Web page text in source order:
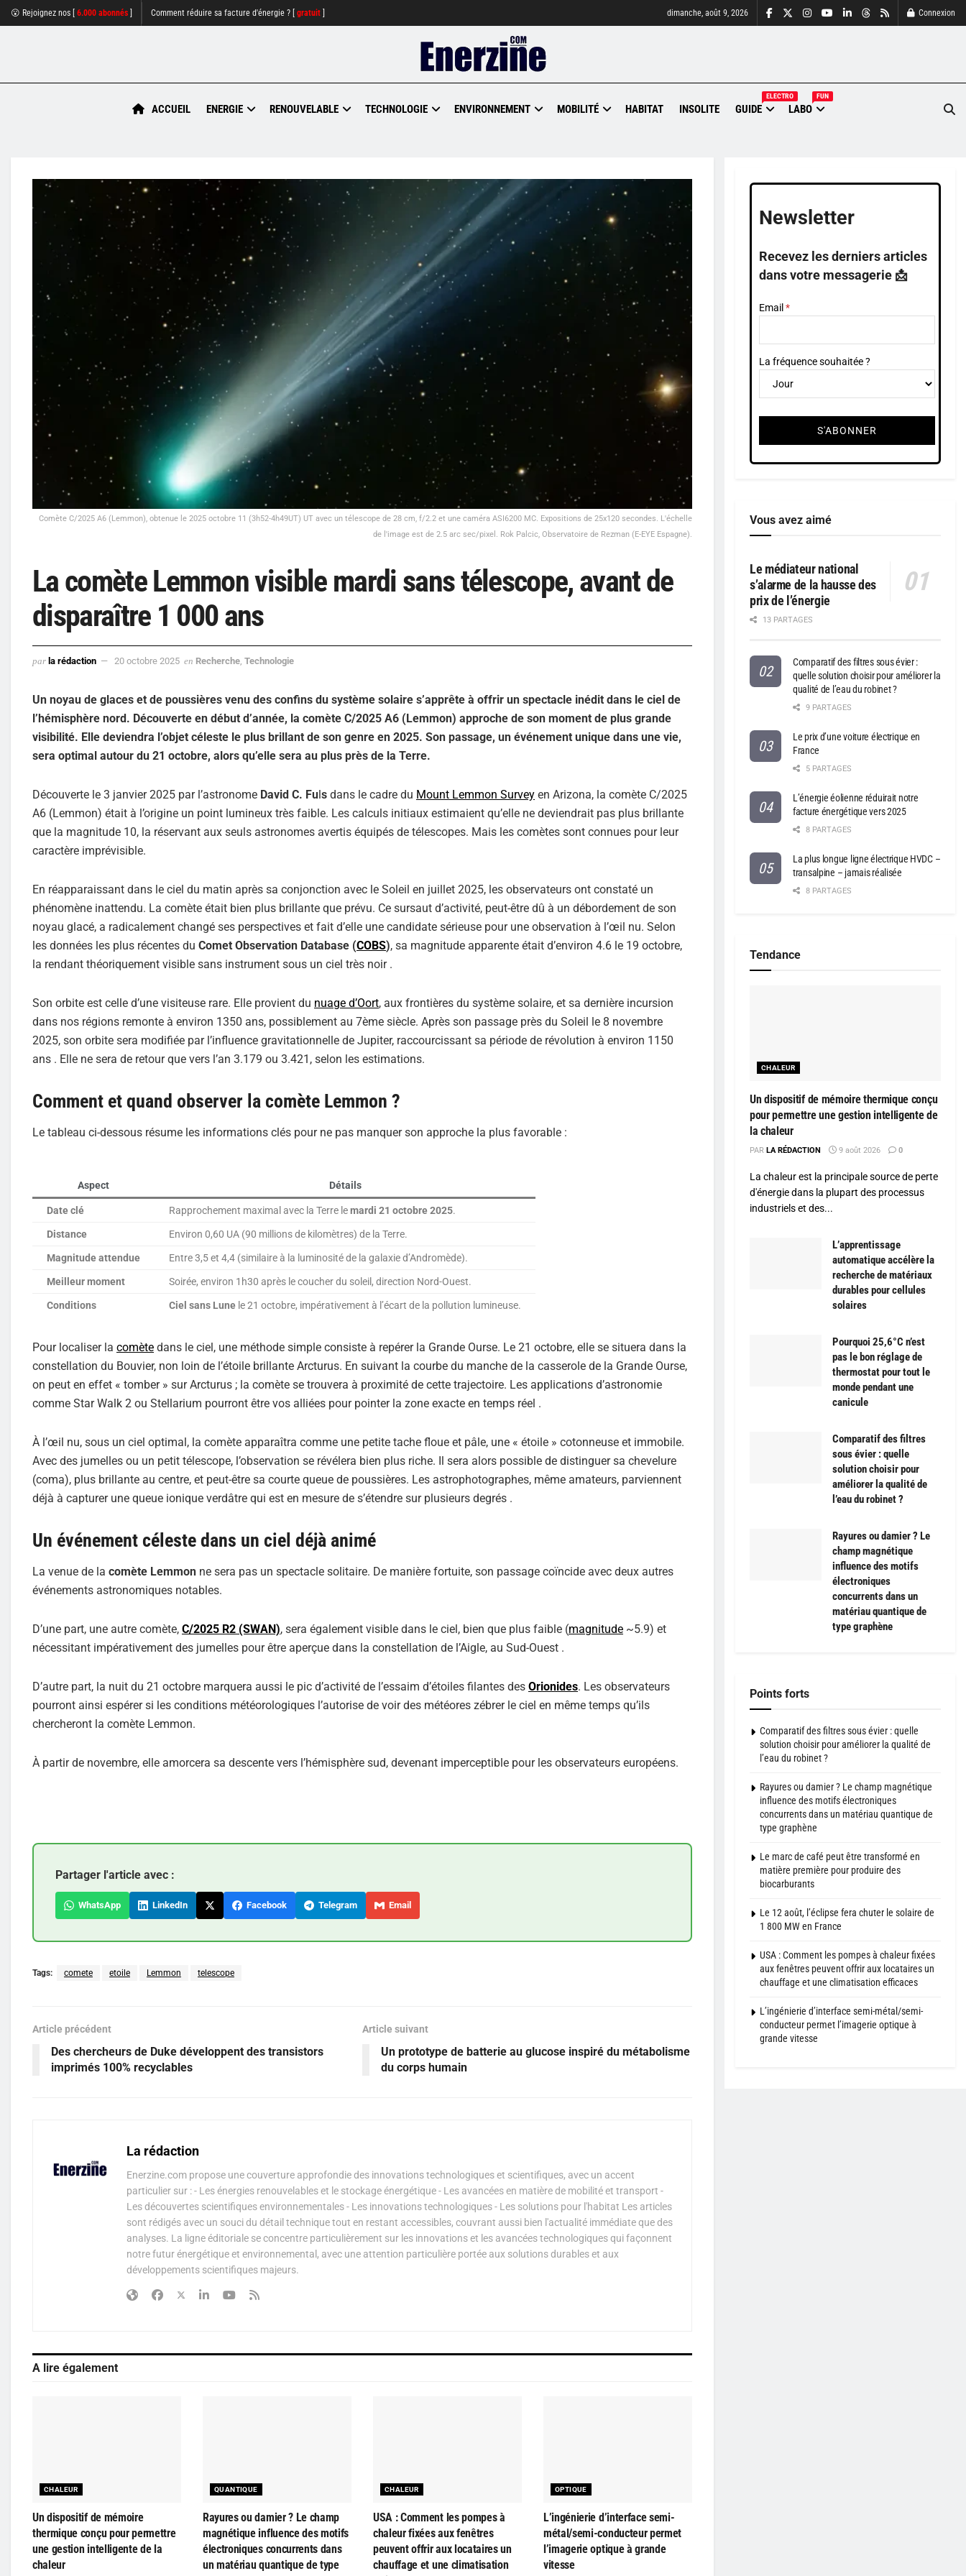
😮 Rejoignez nos [ 6.000 abonnés Comment réduire sa facture d'énergie ? [ gratuit dimanche, août 9, 2026 Connexion
ACCUEIL ENERGIE RENOUVELABLE TECHNOLOGIE ENVIRONNEMENT MOBILITÉ HABITAT INSOLITE GUIDE
ELECTRO
LABO
FUN
Comète C/2025 A6 (Lemmon), obtenue le 2025 octobre 11 (3h52-4h49UT) UT avec un télescope de 28 cm, f/2.2 et une caméra ASI6200 MC. Expositions de 25x120 secondes. L'échelle
de l'image est de 2.5 arc sec/pixel. Rok Palcic, Observatoire de Rezman (E-EYE Espagne).
La comète Lemmon visible mardi sans télescope, avant de
disparaître 1 000 ans
par la rédaction 20 octobre 2025 en Recherche Technologie
Un noyau de glaces et de poussières venu des confins du système solaire s’apprête à offrir un spectacle inédit dans le ciel de
l’hémisphère nord. Découverte en début d’année, la comète C/2025 A6 (Lemmon) approche de son moment de plus grande
visibilité. Elle deviendra l’objet céleste le plus brillant de son genre en 2025. Son passage, un événement unique dans une vie,
sera optimal autour du 21 octobre, alors qu’elle sera au plus près de la Terre.
Découverte le 3 janvier 2025 par l’astronome David C. Fuls dans le cadre du Mount Lemmon Survey en Arizona, la comète C/2025
A6 (Lemmon) était à l’origine un point lumineux très faible. Les calculs initiaux estimaient qu’elle ne deviendrait pas plus brillante
que la magnitude 10, la réservant aux seuls astronomes avertis équipés de télescopes. Mais les comètes sont connues pour leur
caractère imprévisible.
En réapparaissant dans le ciel du matin après sa conjonction avec le Soleil en juillet 2025, les observateurs ont constaté un
phénomène inattendu. La comète était bien plus brillante que prévu. Ce sursaut d’activité, peut-être dû à un débordement de son
noyau glacé, a radicalement changé ses perspectives et fait d’elle une candidate sérieuse pour une observation à l’œil nu. Selon
les données les plus récentes du Comet Observation Database (COBS), sa magnitude apparente était d’environ 4.6 le 19 octobre,
la rendant théoriquement visible sans instrument sous un ciel très noir .
Son orbite est celle d’une visiteuse rare. Elle provient du nuage d’Oort, aux frontières du système solaire, et sa dernière incursion
dans nos régions remonte à environ 1350 ans, possiblement au 7ème siècle. Après son passage près du Soleil le 8 novembre
2025, son orbite sera modifiée par l’influence gravitationnelle de Jupiter, raccourcissant sa période de révolution à environ 1150
ans . Elle ne sera de retour que vers l’an 3.179 ou 3.421, selon les estimations.
Comment et quand observer la comète Lemmon ?
Le tableau ci-dessous résume les informations clés pour ne pas manquer son approche la plus favorable :
Aspect Détails
Date clé Rapprochement maximal avec la Terre lemardi 21 octobre 2025.
Distance Environ 0,60 UA (90 millions de kilomètres) de la Terre.
Magnitude attendue Entre 3,5 et 4,4 (similaire à la luminosité de la galaxie d’Andromède).
Meilleur moment Soirée, environ 1h30 après le coucher du soleil, direction Nord-Ouest.
Conditions Ciel sans Lune le 21 octobre, impérativement à l’écart de la pollution lumineuse.
Pour localiser la comète dans le ciel, une méthode simple consiste à repérer la Grande Ourse. Le 21 octobre, elle se situera dans la
constellation du Bouvier, non loin de l’étoile brillante Arcturus. En suivant la courbe du manche de la casserole de la Grande Ourse,
on peut en effet « tomber » sur Arcturus ; la comète se trouvera à proximité de cette trajectoire. Les applications d’astronomie
comme Star Walk 2 ou Stellarium pourront être vos alliées pour pointer la zone exacte en temps réel .
À l’œil nu, sous un ciel optimal, la comète apparaîtra comme une petite tache floue et pâle, une « étoile » cotonneuse et immobile.
Avec des jumelles ou un petit télescope, l’observation se révélera bien plus riche. Il sera alors possible de distinguer sa chevelure
(coma), plus brillante au centre, et peut-être sa courte queue de poussières. Les astrophotographes, même amateurs, parviennent
déjà à capturer une queue ionique verdâtre qui est en mesure de s’étendre sur plusieurs degrés .
Un événement céleste dans un ciel déjà animé
La venue de la comète Lemmon ne sera pas un spectacle solitaire. De manière fortuite, son passage coïncide avec deux autres
événements astronomiques notables.
D’une part, une autre comète, C/2025 R2 (SWAN), sera également visible dans le ciel, bien que plus faible (magnitude ~5.9) et
nécessitant impérativement des jumelles pour être aperçue dans la constellation de l’Aigle, au Sud-Ouest .
D’autre part, la nuit du 21 octobre marquera aussi le pic d’activité de l’essaim d’étoiles filantes des Orionides. Les observateurs
pourront ainsi espérer si les conditions météorologiques l’autorise de voir des météores zébrer le ciel en même temps qu’ils
chercheront la comète Lemmon.
À partir de novembre, elle amorcera sa descente vers l’hémisphère sud, devenant imperceptible pour les observateurs européens.
Partager l'article avec :
WhatsApp LinkedIn Facebook Telegram Email
Tags: comete etoile Lemmon telescope
Article précédent
Des chercheurs de Duke développent des transistors
imprimés 100% recyclables
Article suivant
Un prototype de batterie au glucose inspiré du métabolisme
du corps humain
La rédaction
Enerzine.com propose une couverture approfondie des innovations technologiques et scientifiques, avec un accent
particulier sur : - Les énergies renouvelables et le stockage énergétique - Les avancées en matière de mobilité et transport -
Les découvertes scientifiques environnementales - Les innovations technologiques - Les solutions pour l'habitat Les articles
sont rédigés avec un souci du détail technique tout en restant accessibles, couvrant aussi bien l'actualité immédiate que des
analyses. La ligne éditoriale se concentre particulièrement sur les innovations et les avancées technologiques qui façonnent
notre futur énergétique et environnemental, avec une attention particulière portée aux solutions durables et aux
développements scientifiques majeurs.
A lire également
CHALEUR
Un dispositif de mémoire
thermique conçu pour permettre
une gestion intelligente de la
chaleur
QUANTIQUE
Rayures ou damier ? Le champ
magnétique influence des motifs
électroniques concurrents dans
un matériau quantique de type
CHALEUR
USA : Comment les pompes à
chaleur fixées aux fenêtres
peuvent offrir aux locataires un
chauffage et une climatisation
OPTIQUE
L’ingénierie d’interface semi-
métal/semi-conducteur permet
l’imagerie optique à grande
vitesse
Newsletter
Recevez les derniers articles
dans votre messagerie 📩
Email
La fréquence souhaitée ?
Vous avez aimé
Le médiateur national
s’alarme de la hausse des
prix de l’énergie
13 PARTAGES
Comparatif des filtres sous évier :
quelle solution choisir pour améliorer la
qualité de l’eau du robinet ?
9 PARTAGES
Le prix d’une voiture électrique en
France
5 PARTAGES
L’énergie éolienne réduirait notre
facture énergétique vers 2025
8 PARTAGES
La plus longue ligne électrique HVDC –
transalpine – jamais réalisée
8 PARTAGES
Tendance
CHALEUR
Un dispositif de mémoire thermique conçu
pour permettre une gestion intelligente de
la chaleur
PAR LA RÉDACTION 9 août 2026 0
La chaleur est la principale source de perte
d'énergie dans la plupart des processus
industriels et des...
L’apprentissage
automatique accélère la
recherche de matériaux
durables pour cellules
solaires
Pourquoi 25,6°C n’est
pas le bon réglage de
thermostat pour tout le
monde pendant une
canicule
Comparatif des filtres
sous évier : quelle
solution choisir pour
améliorer la qualité de
l’eau du robinet ?
Rayures ou damier ? Le
champ magnétique
influence des motifs
électroniques
concurrents dans un
matériau quantique de
type graphène
Points forts
Comparatif des filtres sous évier : quelle
solution choisir pour améliorer la qualité de
l’eau du robinet ?
Rayures ou damier ? Le champ magnétique
influence des motifs électroniques
concurrents dans un matériau quantique de
type graphène
Le marc de café peut être transformé en
matière première pour produire des
biocarburants
Le 12 août, l’éclipse fera chuter le solaire de
1 800 MW en France
USA : Comment les pompes à chaleur fixées
aux fenêtres peuvent offrir aux locataires un
chauffage et une climatisation efficaces
L’ingénierie d’interface semi-métal/semi-
conducteur permet l’imagerie optique à
grande vitesse